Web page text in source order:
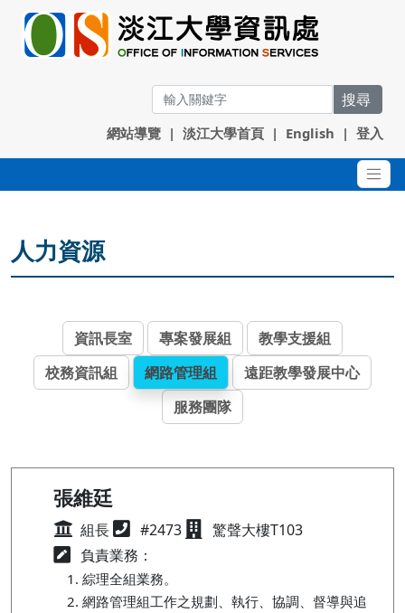
搜尋
網站導覽 | 淡江大學首頁 | English | 登入
人力資源
資訊長室 專案發展組
教學支援組
校務資訊組
網路管理組
遠距教學發展中心
服務團隊
張維廷
組長 #2473
驚聲大樓T103
負責業務：
綜理全組業務。
網路管理組工作之規劃、執行、協調、督導與追